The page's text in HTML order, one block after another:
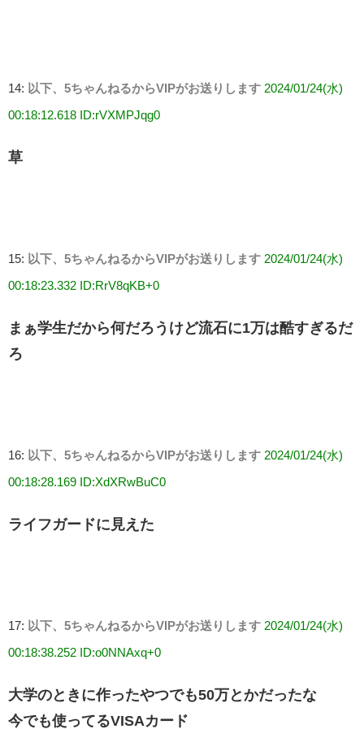
14: 以下、5ちゃんねるからVIPがお送りします 2024/01/24(水)
00:18:12.618 ID:rVXMPJqg0
草
15: 以下、5ちゃんねるからVIPがお送りします 2024/01/24(水)
00:18:23.332 ID:RrV8qKB+0
まぁ学生だから何だろうけど流石に1万は酷すぎるだ
ろ
16: 以下、5ちゃんねるからVIPがお送りします 2024/01/24(水)
00:18:28.169 ID:XdXRwBuC0
ライフガードに見えた
17: 以下、5ちゃんねるからVIPがお送りします 2024/01/24(水)
00:18:38.252 ID:o0NNAxq+0
大学のときに作ったやつでも50万とかだったな
今でも使ってるVISAカード